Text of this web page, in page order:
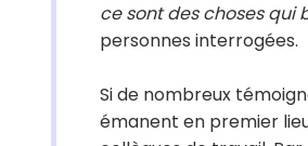
ce sont des choses qui
personnes interrogées.
Si de nombreux
émanent en premier